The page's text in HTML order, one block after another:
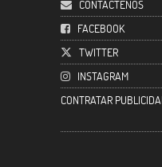
CONTACTENOS
FACEBOOK
TWITTER
INSTAGRAM
CONTRATAR